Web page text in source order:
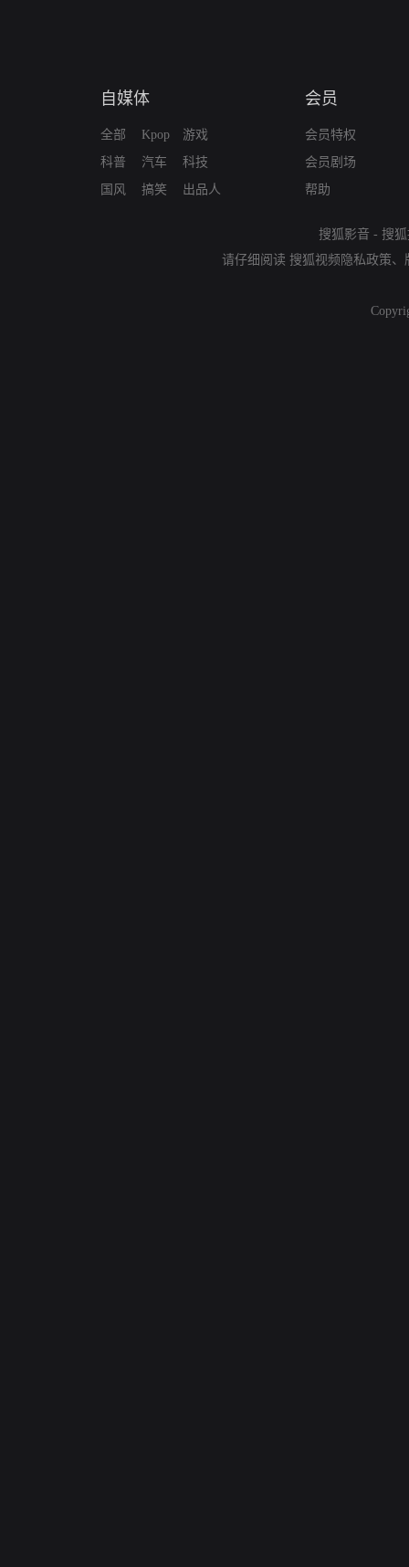
自媒体
全部
科普
国风
Kpop
汽车
搞笑
游戏
科技
出品人
会员
会员特权
会员剧场
帮助
搜狐影音 - 搜
请仔细阅读 搜狐视频隐私政策、